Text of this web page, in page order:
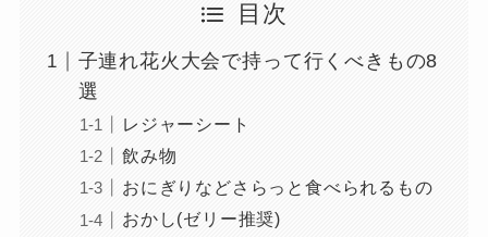
目次
子連れ花火大会で持って行くべきもの8
選
レジャーシート
飲み物
おにぎりなどさらっと食べられるもの
おかし(ゼリー推奨)